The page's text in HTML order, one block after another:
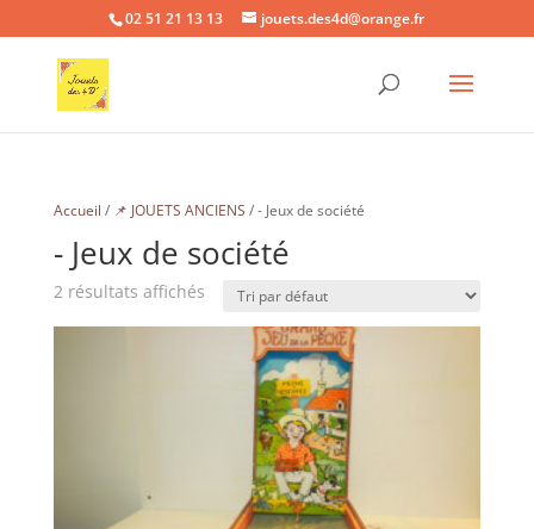
02 51 21 13 13 jouets.des4d@orange.fr
Accueil / 📌 JOUETS ANCIENS / - Jeux de société
- Jeux de société
2 résultats affichés